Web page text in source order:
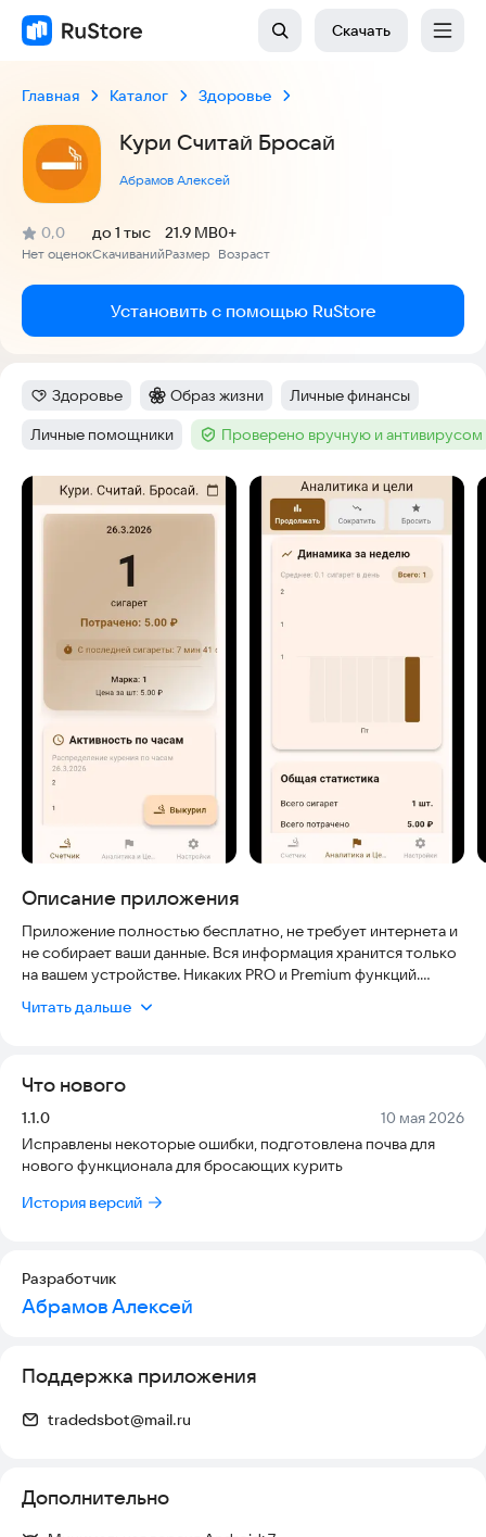
Скачать
Главная Каталог Здоровье
Кури Считай Бросай
Абрамов Алексей
Рейтинг:
0,0
(
Нет оценок
)
Скачиваний
до 1 тыс
Размер
21.9 MB
Возраст
0+
Установить с помощью RuStore
Категория:
Здоровье Категория:
Образ жизни Тег:
Личные финансы
Тег:
Личные помощники Тег :Проверено вручную и антивирусом
Скриншоты
Описание приложения
Приложение полностью бесплатно, не требует интернета и
не собирает ваши данные. Вся информация хранится только
на вашем устройстве. Никаких PRO и Premium функций.
Главные возможности:
• Отмечайте каждую выкуренную сигарету
• Расчет потраченных денег
🎯 ЦЕЛИ
• Режим «Сократить» — постепенное снижение количества
• Режим «Бросить» — отслеживание времени без курения
📈 СТАТИСТИКА
• Дневная, недельная и месячная динамика
• История лучших показателей
🎨 Оформление
• Выбор акцентного цвета
Читать дальше
Что нового
Версия:
1.1.0 Дата:
10 мая 2026
Исправлены некоторые ошибки, подготовлена почва для
нового функционала для бросающих курить
История версий
Разработчик
Абрамов Алексей
Поддержка приложения
tradedsbot@mail.ru
Дополнительно